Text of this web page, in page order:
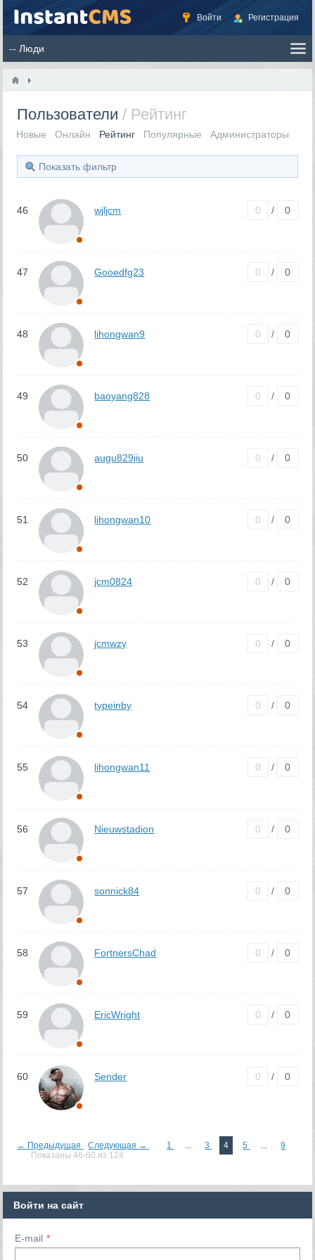
Войти Регистрация
Пользователи/ Рейтинг
Новые Онлайн Рейтинг Популярные Администраторы
Показать фильтр
46 wjljcm 0 / 0
47 Gooedfg23 0 / 0
48 lihongwan9 0 / 0
49 baoyang828 0 / 0
50 augu829jiu 0 / 0
51 lihongwan10 0 / 0
52 jcm0824 0 / 0
53 jcmwzy 0 / 0
54 typeinby 0 / 0
55 lihongwan11 0 / 0
56 Nieuwstadion 0 / 0
57 sonnick84 0 / 0
58 FortnersChad 0 / 0
59 EricWright 0 / 0
60 Sender 0 / 0
← Предыдущая Следующая → 1 ... 3 4 5 ...
9
Показаны 46-60 из 124
Войти на сайт
E-mail